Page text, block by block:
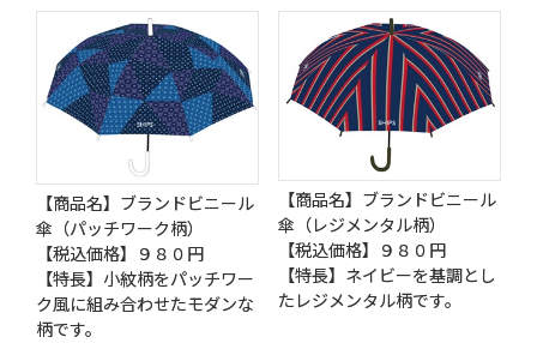
【商品名】ブランドビニール
傘（パッチワーク柄）
【税込価格】９８０円
【特長】小紋柄をパッチワー
ク風に組み合わせたモダンな
柄です。
【商品名】ブランドビニール
傘（レジメンタル柄）
【税込価格】９８０円
【特長】ネイビーを基調とし
たレジメンタル柄です。